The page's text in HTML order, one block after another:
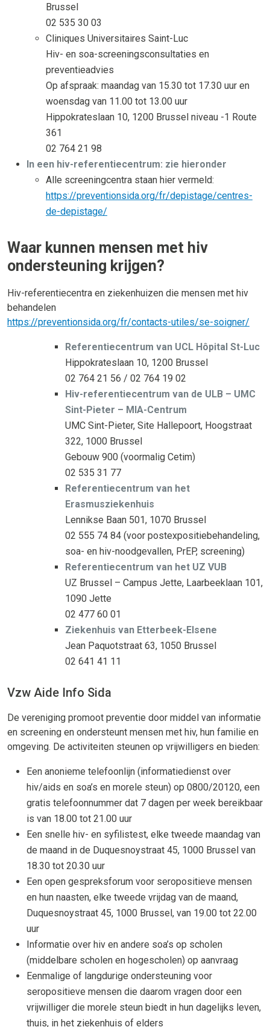
Brussel
02 535 30 03
Cliniques Universitaires Saint-Luc
Hiv- en soa-screeningsconsultaties en
preventieadvies
Op afspraak: maandag van 15.30 tot 17.30 uur en
woensdag van 11.00 tot 13.00 uur
Hippokrateslaan 10, 1200 Brussel niveau -1 Route
361
02 764 21 98
In een hiv-referentiecentrum: zie hieronder
Alle screeningcentra staan hier vermeld:
https://preventionsida.org/fr/depistage/centres-
de-depistage/
Waar kunnen mensen met hiv
ondersteuning krijgen?
Hiv-referentiecentra en ziekenhuizen die mensen met hiv
behandelen
https://preventionsida.org/fr/contacts-utiles/se-soigner/
Referentiecentrum van UCL Hôpital St-Luc
Hippokrateslaan 10, 1200 Brussel
02 764 21 56 / 02 764 19 02
Hiv-referentiecentrum van de ULB – UMC
Sint-Pieter – MIA-Centrum
UMC Sint-Pieter, Site Hallepoort, Hoogstraat
322, 1000 Brussel
Gebouw 900 (voormalig Cetim)
02 535 31 77
Referentiecentrum van het
Erasmusziekenhuis
Lennikse Baan 501, 1070 Brussel
02 555 74 84 (voor postexpositiebehandeling,
soa- en hiv-noodgevallen, PrEP, screening)
Referentiecentrum van het UZ VUB
UZ Brussel – Campus Jette, Laarbeeklaan 101,
1090 Jette
02 477 60 01
Ziekenhuis van Etterbeek-Elsene
Jean Paquotstraat 63, 1050 Brussel
02 641 41 11
Vzw Aide Info Sida
De vereniging promoot preventie door middel van informatie
en screening en ondersteunt mensen met hiv, hun familie en
omgeving. De activiteiten steunen op vrijwilligers en bieden:
Een anonieme telefoonlijn (informatiedienst over
hiv/aids en soa’s en morele steun) op 0800/20120, een
gratis telefoonnummer dat 7 dagen per week bereikbaar
is van 18.00 tot 21.00 uur
Een snelle hiv- en syfilistest, elke tweede maandag van
de maand in de Duquesnoystraat 45, 1000 Brussel van
18.30 tot 20.30 uur
Een open gespreksforum voor seropositieve mensen
en hun naasten, elke tweede vrijdag van de maand,
Duquesnoystraat 45, 1000 Brussel, van 19.00 tot 22.00
uur
Informatie over hiv en andere soa’s op scholen
(middelbare scholen en hogescholen) op aanvraag
Eenmalige of langdurige ondersteuning voor
seropositieve mensen die daarom vragen door een
vrijwilliger die morele steun biedt in hun dagelijks leven,
thuis, in het ziekenhuis of elders